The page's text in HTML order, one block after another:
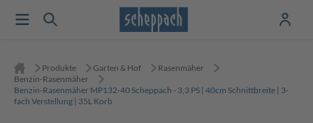
Produkte Garten & Hof
Rasenmäher
Benzin-Rasenmäher
Benzin-Rasenmäher MP132-40 Scheppach - 3,3 PS | 40cm Schnittbreite | 3-
fach Verstellung | 35L Korb